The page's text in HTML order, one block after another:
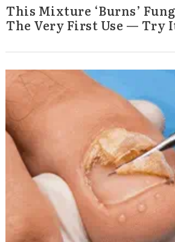
This Mixture ‘Burns’
The Very First Use — Try